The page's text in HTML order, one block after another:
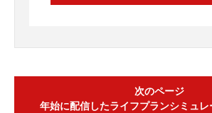
次のページ
年始に配信したライフプランシミュ